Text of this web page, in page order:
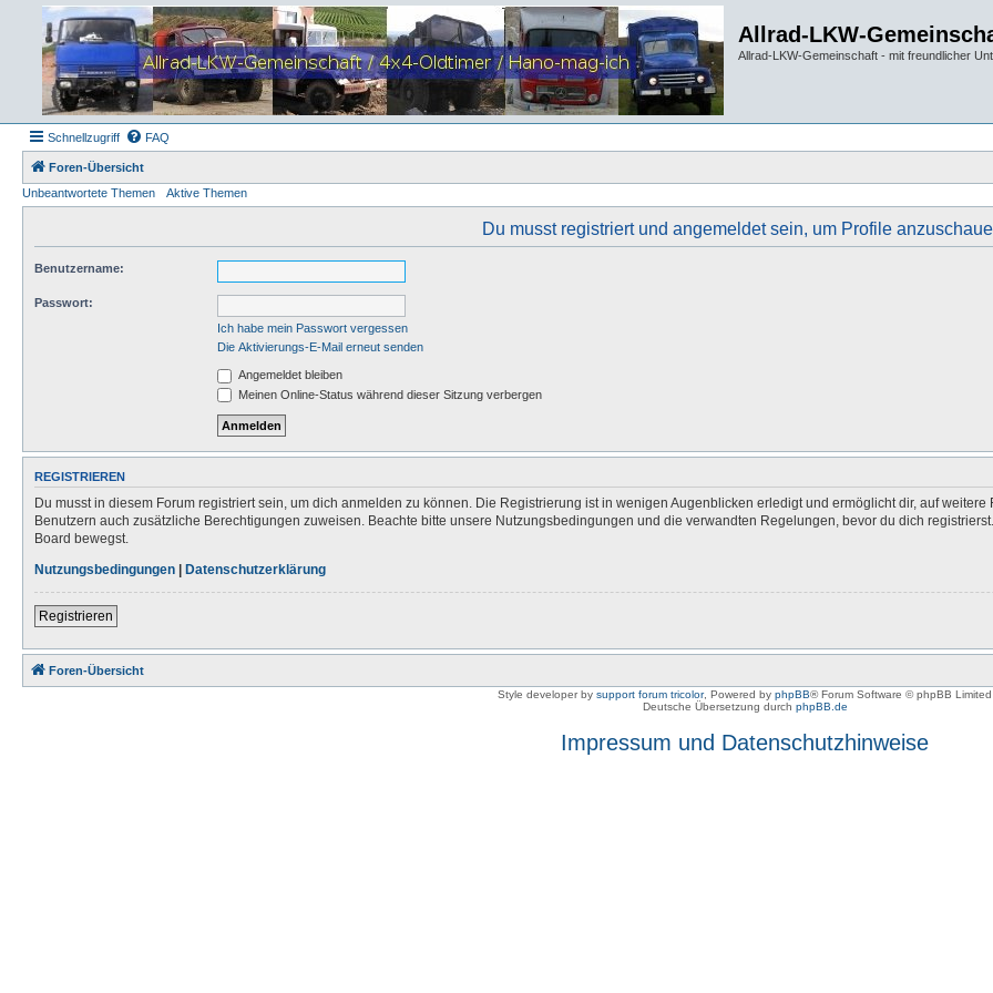
Allrad-LKW-
Allrad-LKW-Gemeinschaft - mit freundlicher
Schnellzugriff FAQ
Foren-Übersicht
Unbeantwortete Themen
Aktive Themen
Du musst registriert und angemeldet sein, um Profile
Benutzername:
Passwort:
Ich habe mein Passwort vergessen
Die Aktivierungs-E-Mail erneut senden
Angemeldet bleiben
Meinen Online-Status während dieser Sitzung verbergen
REGISTRIEREN
Du musst in diesem Forum registriert sein, um dich anmelden zu können. Die Registrierung ist in wenigen Augenblicken erledigt und ermöglicht dir, auf
Benutzern auch zusätzliche Berechtigungen zuweisen. Beachte bitte unsere Nutzungsbedingungen und die verwandten Regelungen, bevor du dich
Board bewegst.
Nutzungsbedingungen | Datenschutzerklärung
Registrieren
Foren-Übersicht
Style developer by support forum tricolor, Powered by phpBB® Forum Software © phpBB Limited
Deutsche Übersetzung durch phpBB.de
Impressum und Datenschutzhinweise